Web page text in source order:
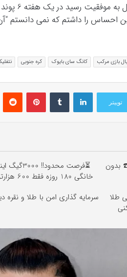
او گفت
احساس را داشتم که نمی دانستم
بازی مرکب کانگ سای بایوک کره جنوبی
توییتر
لینکداینتامبلر پینتریست
☎️ بدون
⏳فرصت محدود!!
خانگی 180 روزه فقط 600 هزارتومان!!
طلا
سرمایه گذاری امن با طلا و نقره